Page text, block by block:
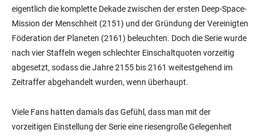
eigentlich die komplette Dekade zwischen der ersten Deep-Space-
Mission der Menschheit (2151) und der Gründung der Vereinigten
Föderation der Planeten (2161) beleuchten. Doch die Serie wurde
nach vier Staffeln wegen schlechter Einschaltquoten vorzeitig
abgesetzt, sodass die Jahre 2155 bis 2161 weitestgehend im
Zeitraffer abgehandelt wurden, wenn überhaupt.
Viele Fans hatten damals das Gefühl, dass man mit der
vorzeitigen Einstellung der Serie eine riesengroße Gelegenheit